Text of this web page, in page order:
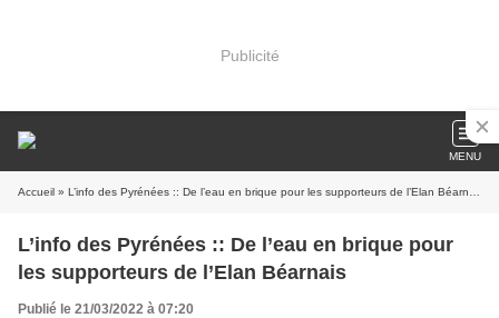
Publicité
MENU
Accueil » L’info des Pyrénées :: De l’eau en brique pour les supporteurs de l’Elan Béarnais
L’info des Pyrénées :: De l’eau en brique pour
les supporteurs de l’Elan Béarnais
Publié le 21/03/2022 à 07:20